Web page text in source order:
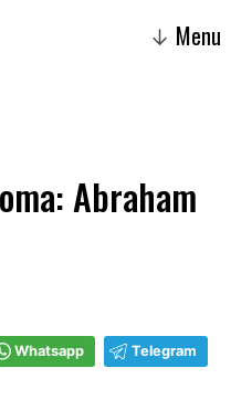
↓ Menu
Abraham
Whatsapp Telegram